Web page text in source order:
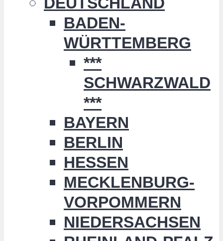
BADEN-
WÜRTTEMBERG
***
SCHWARZWALD
***
BAYERN
BERLIN
HESSEN
MECKLENBURG-
VORPOMMERN
NIEDERSACHSEN